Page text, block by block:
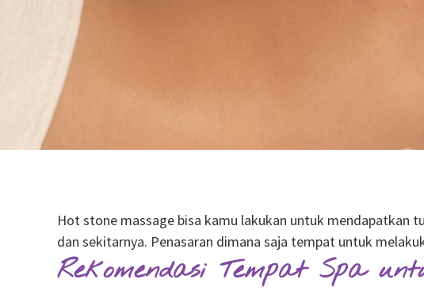
Hot stone massage bisa kamu lakukan untuk mendapatkan
dan sekitarnya. Penasaran dimana saja tempat untuk
Rekomendasi Tempat Spa